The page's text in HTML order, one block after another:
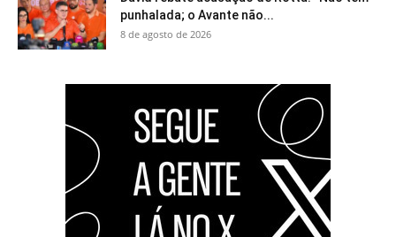
punhalada; o Avante não...
8 de agosto de 2026